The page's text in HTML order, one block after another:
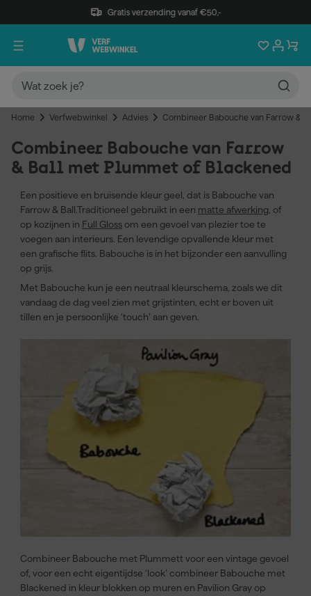
Gratis verzending vanaf €50,-
Home Verfwebwinkel Advies Combineer Babouche van Farrow &
Combineer Babouche van Farrow
& Ball met Plummet of Blackened
Een positieve en bruisende kleur geel, dat is Babouche van
Farrow & Ball.Traditioneel gebruikt in een matte afwerking , of
op kozijnen in Full Gloss om een gevoel van plezier toe te
voegen aan interieurs. Een levendige opvallende kleur met
een grafische flits. Babouche is in het bijzonder een aanvulling
op grijs.
Met Babouche kun je een neutraal kleurschema, zoals we dit
vandaag de dag veel zien met grijstinten, echt er boven uit
tillen en je persoonlijke ‘touch’ aan geven.
Combineer Babouche met Plummett voor een vintage gevoel
of, voor een echt eigentijdse ‘look’ combineer Babouche met
Blackened in kleur blokken op muren en Pavilion Gray op